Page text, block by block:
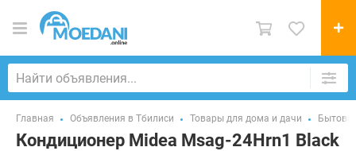
Главная Объявления в Тбилиси Товары для дома и дачи
Кондиционер Midea Msag-24Hrn1 Black